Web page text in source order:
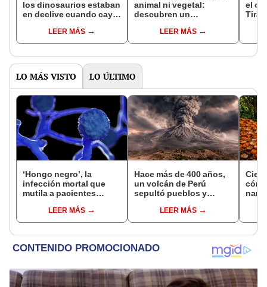
los dinosaurios estaban
en declive cuando cayó
realidad prosperaban en
ecosistemas
LEER MÁS
animal ni vegetal:
descubren un
millones de años que no
pertenece a ningun
LEER MÁS
el
LO MÁS VISTO LO ÚLTIMO
‘Hongo negro’, la
infección mortal que
mutila a pacientes
LEER MÁS
Hace más de 400 años,
un volcán de Perú
sepultó pueblos y
veranos más fríos de la
historia: sigue bajo
LEER MÁS